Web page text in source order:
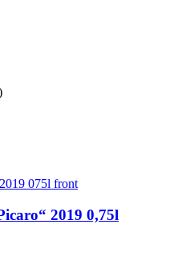
2019 0,75l